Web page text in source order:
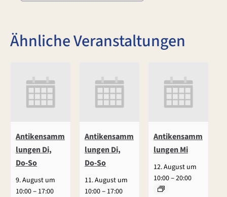
Ähnliche Veranstaltungen
Antikensamm
lungen Di,
Do-So
9. August um
10:00– 17:00
Antikensamm
lungen Di,
Do-So
11. August um
10:00– 17:00
Antikensamm
lungen Mi
12. August um
10:00–20:00